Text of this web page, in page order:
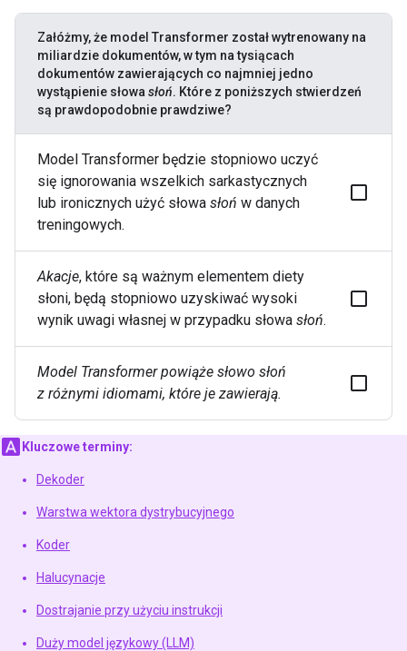
Załóżmy, że model Transformer został wytrenowany na
miliardzie dokumentów, w tym na tysiącach
dokumentów zawierających co najmniej jedno
wystąpienie słowa słoń. Które z poniższych stwierdzeń
są prawdopodobnie prawdziwe?
Model Transformer będzie stopniowo uczyć
się ignorowania wszelkich sarkastycznych
lub ironicznych użyć słowa słoń w danych
treningowych.
Akacje, które są ważnym elementem diety
słoni, będą stopniowo uzyskiwać wysoki
wynik uwagi własnej w przypadku słowa słoń.
Model Transformer powiąże słowo słoń
z różnymi idiomami, które je zawierają.
Kluczowe terminy:
Dekoder
Warstwa wektora dystrybucyjnego
Koder
Halucynacje
Dostrajanie przy użyciu instrukcji
Duży model językowy (LLM)